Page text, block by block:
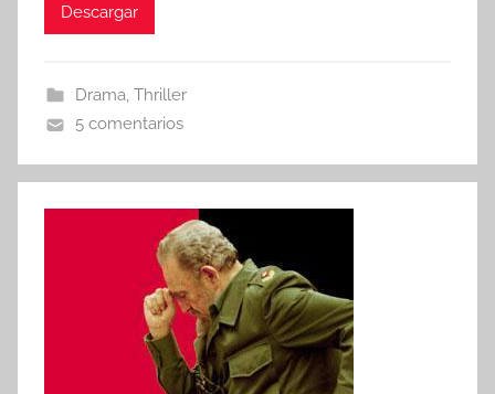
Descargar
Drama, Thriller
5 comentarios